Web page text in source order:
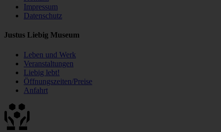
Impressum
Datenschutz
Justus Liebig Museum
Leben und Werk
Veranstaltungen
Liebig lebt!
Öffnungszeiten/Preise
Anfahrt